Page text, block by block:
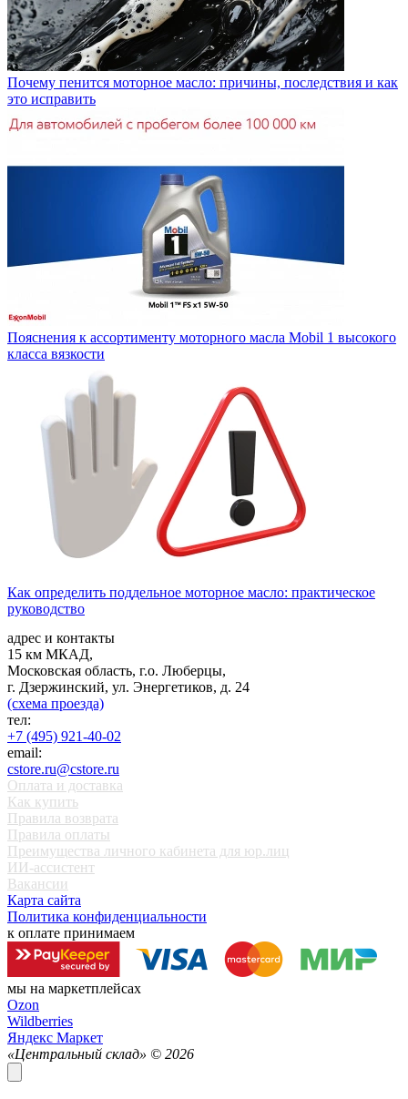
Почему пенится моторное масло: причины, последствия и как
это исправить
Пояснения к ассортименту моторного масла Mobil 1 высокого
класса вязкости
Как определить поддельное моторное масло: практическое
руководство
адрес и контакты
15 км МКАД,
Московская область, г.о. Люберцы,
г. Дзержинский, ул. Энергетиков, д. 24
(схема проезда)
тел:
+7 (495) 921-40-02
email:
cstore.ru@cstore.ru
Оплата и доставка
Как купить
Правила возврата
Правила оплаты
Преимущества личного кабинета для юр.лиц
ИИ-ассистент
Вакансии
Карта сайта
Политика конфиденциальности
к оплате принимаем
мы на маркетплейсах
Ozon
Wildberries
Яндекс Маркет
«Центральный склад» © 2026